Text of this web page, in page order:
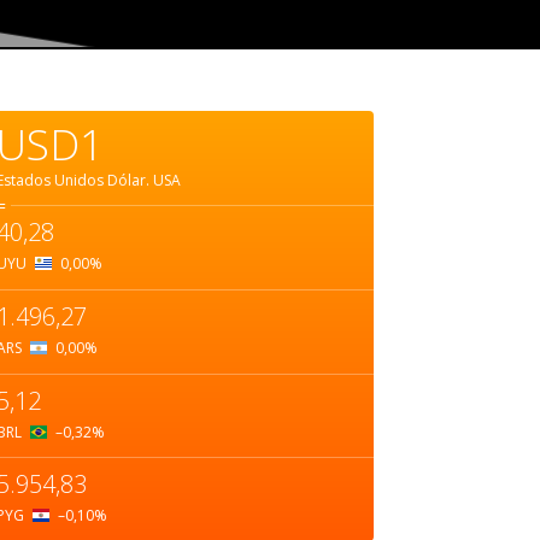
Unidos Dólar. USA
0,00%
0,00%
–0,32%
–0,10%